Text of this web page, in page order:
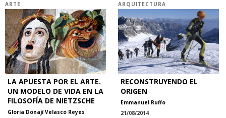
ARTE
LA APUESTA POR EL ARTE.
UN MODELO DE VIDA EN LA
FILOSOFÍA DE NIETZSCHE
Gloria Donají Velasco Reyes
ARQUITECTURA
RECONSTRUYENDO EL
ORIGEN
Emmanuel Ruffo
21/08/2014